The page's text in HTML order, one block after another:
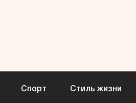
Спорт Стиль жизни